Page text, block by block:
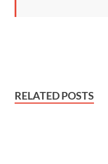
RELATED POSTS